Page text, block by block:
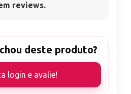
reviews.
deste produto?
login e avalie!